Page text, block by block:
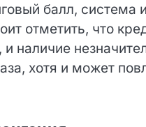
балл, система
отметить, что